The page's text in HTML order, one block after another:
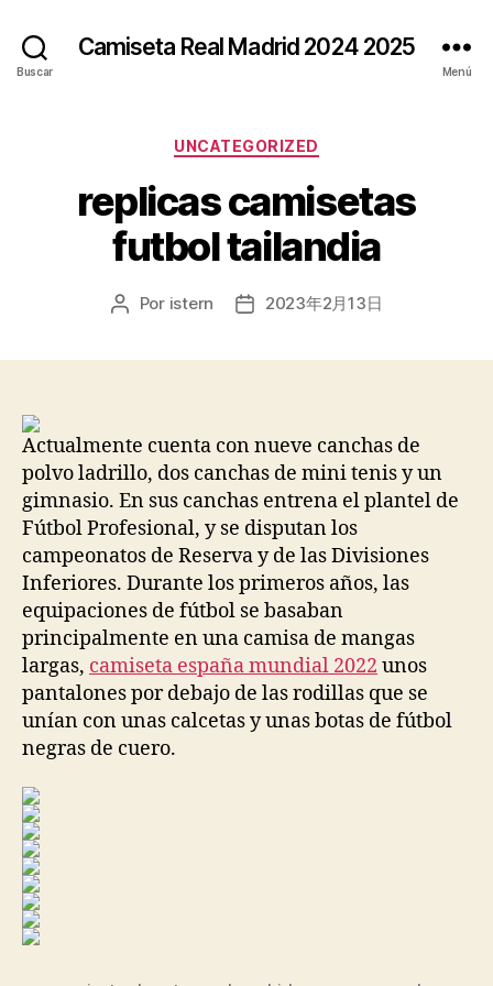
Buscar
Camiseta Real Madrid 2024 2025
Menú
Categorías
UNCATEGORIZED
replicas camisetas
futbol tailandia
Autor
Por istern
Fecha2023年2月13日
Actualmente cuenta con nueve canchas de
polvo ladrillo, dos canchas de mini tenis y un
gimnasio. En sus canchas entrena el plantel de
Fútbol Profesional, y se disputan los
campeonatos de Reserva y de las Divisiones
Inferiores. Durante los primeros años, las
equipaciones de fútbol se basaban
principalmente en una camisa de mangas
largas, camiseta españa mundial 2022 unos
pantalones por debajo de las rodillas que se
unían con unas calcetas y unas botas de fútbol
negras de cuero.